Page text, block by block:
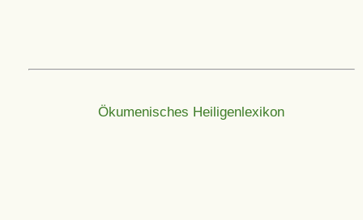
Ökumenisches Heiligenlexikon